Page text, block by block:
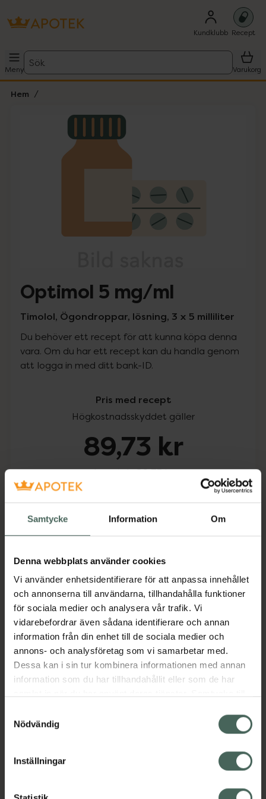
Samtycke Information Om
Denna webbplats använder cookies
Vi använder enhetsidentifierare för att anpassa innehållet
och annonserna till användarna, tillhandahålla funktioner
för sociala medier och analysera vår trafik. Vi
vidarebefordrar även sådana identifierare och annan
information från din enhet till de sociala medier och
annons- och analysföretag som vi samarbetar med.
Dessa kan i sin tur kombinera informationen med annan
information som du har tillhandahållit eller som de har
återkalla ditt samtycke via webbplatsens
cookieinställningar. Ett återkallat samtycke påverkar inte
lagligheten av behandling som skett innan återkallelsen.
Nödvändig
Inställningar
Kundklubb Recept
Meny
Sök
Varukorg
Hem
Lista: . Innehåller 1 objekt.
Optimol 5 mg/ml
Timolol, Ögondroppar, lösning, 3 x 5 milliliter
Du behöver ett recept för att kunna köpa denna
vara. Om du har ett recept kan du handla genom
att logga in med ditt bank-ID.
Pris med recept
Högkostnadsskyddet gäller
89,73 kr
I apotek:89,73 kr
Köp via ditt recept
Beskrivning Dölj
Läs alltid bipacksedeln innan
användning.
EAN:
04987084308429